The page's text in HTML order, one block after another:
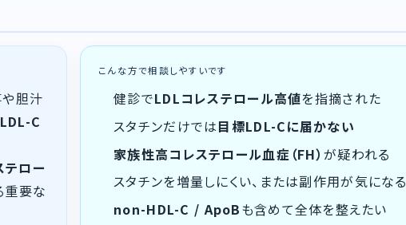
や胆汁
LDL-C
テロー
重要な
こんな方で相談しやすいです
健診でLDLコレステロール高値を指摘された
スタチンだけでは目標LDL-Cに届かない
家族性高コレステロール血症（FH） が疑われる
スタチンを増量しにくい、または副作用が気になる
non-HDL-C / ApoBも含めて全体を整えたい